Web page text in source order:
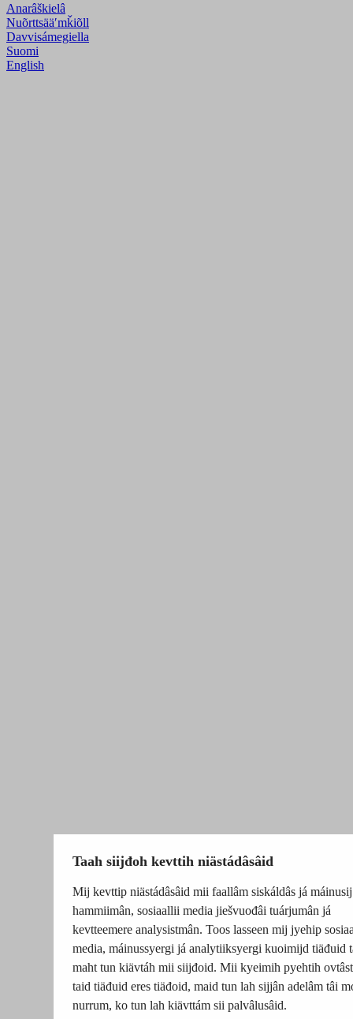
Taah siijđoh kevttih niästádâsâid
Mij kevttip niästádâsâid mii faallâm siskáldâs já máinusij
hammiimân, sosiaallii media jiešvuođâi tuárjumân já
kevtteemere analysistmân. Toos lasseen mij jyehip
media, máinussyergi já analytiiksyergi kuoimijd tiäđuid
maht tun kiävtáh mii siijđoid. Mii kyeimih pyehtih
taid tiäđuid eres tiäđoid, maid tun lah sijjân adelâm tâi
nurrum, ko tun lah kiävttám sii palvâlusâid.
Anarâškielâ
Nuõrttsääʹmǩiõll
Davvisámegiella
Suomi
English